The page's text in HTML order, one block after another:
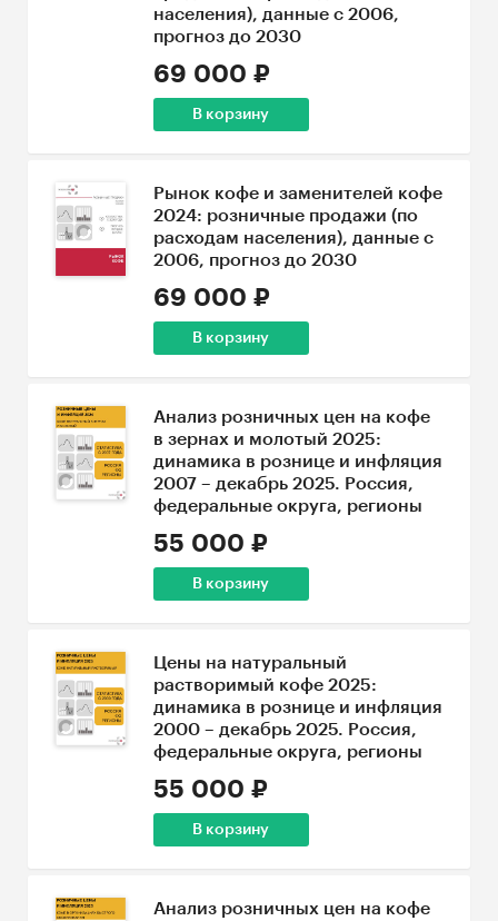
населения), данные с 2006,
прогноз до 2030
69 000 ₽
В корзину
Рынок кофе и заменителей кофе
2024: розничные продажи (по
расходам населения), данные с
2006, прогноз до 2030
69 000 ₽
В корзину
Анализ розничных цен на кофе
в зернах и молотый 2025:
динамика в рознице и инфляция
2007 – декабрь 2025. Россия,
федеральные округа, регионы
55 000 ₽
В корзину
Цены на натуральный
растворимый кофе 2025:
динамика в рознице и инфляция
2000 – декабрь 2025. Россия,
федеральные округа, регионы
55 000 ₽
В корзину
Анализ розничных цен на кофе